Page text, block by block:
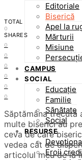
Editoriale
Biserică
Apel la
Mărturii
Misiune
CAMPUS
SOCIAL
Educație
Familie
Sănătate
Social
RESURSE
Eroii
TOTAL
0
SHARES
0
0
0
0
0
0
Săptămâna trecută
multe biserici au
ceva de care
vedea cât de
articolul meu de la